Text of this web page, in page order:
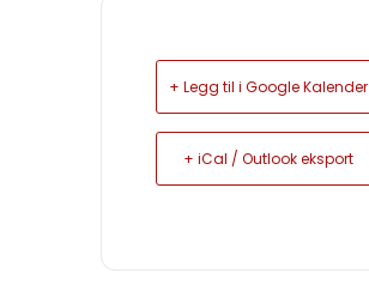
+ Legg til i Google Kalender
+ iCal / Outlook eksport